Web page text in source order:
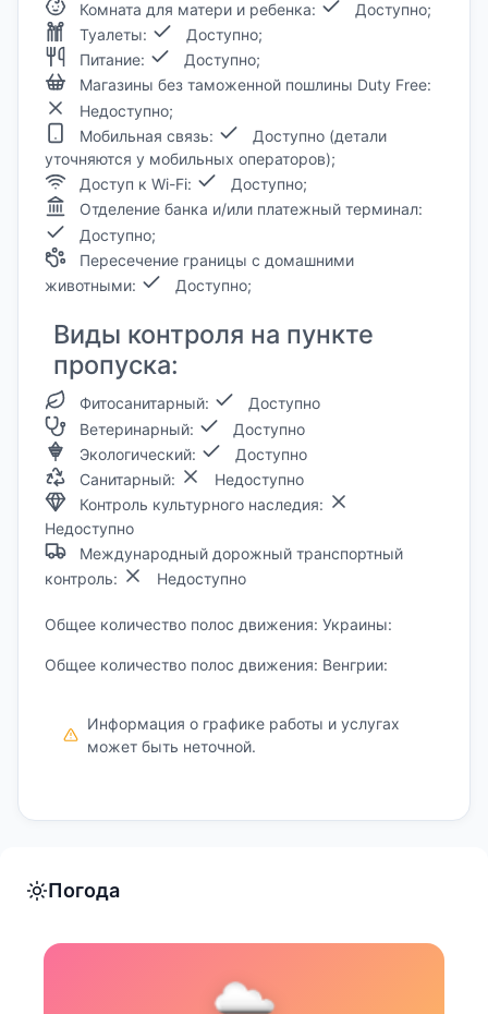
Комната для матери и ребенка:
Доступно;
Туалеты:
Доступно;
Питание:
Доступно;
Магазины без таможенной пошлины Duty Free:
Недоступно;
Мобильная связь:
Доступно (детали
уточняются у мобильных операторов);
Доступ к Wi-Fi:
Доступно;
Отделение банка и/или платежный терминал:
Доступно;
Пересечение границы с домашними
животными:
Доступно;
Виды контроля на пункте
пропуска:
Фитосанитарный:
Доступно
Ветеринарный:
Доступно
Экологический:
Доступно
Санитарный:
Недоступно
Контроль культурного наследия:
Недоступно
Международный дорожный транспортный
контроль:
Недоступно
Общее количество полос движения: Украины:
Общее количество полос движения: Венгрии:
Информация о графике работы и услугах
может быть неточной.
Погода